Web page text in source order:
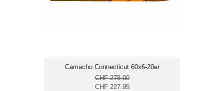
Camacho Connecticut 60x6-20er
CHF 278.00
CHF 227.95